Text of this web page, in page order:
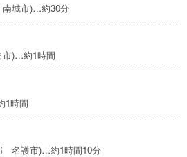
南城市)…約30分
市)…約1時間
1時間
名護市)…約1時間10分